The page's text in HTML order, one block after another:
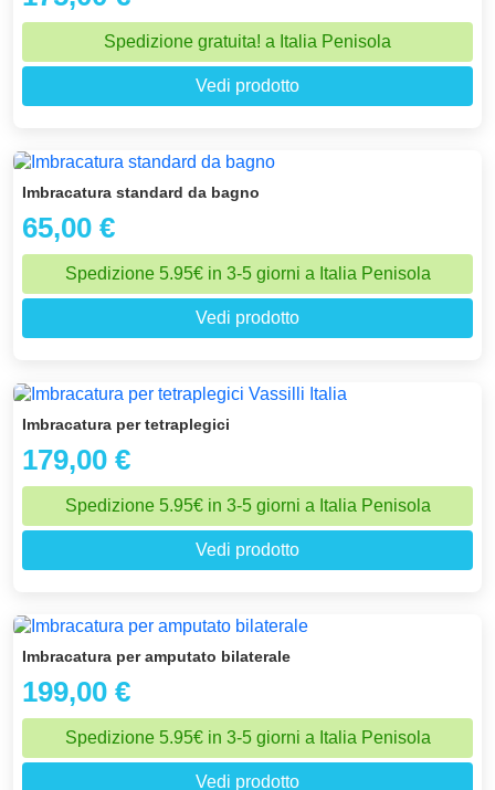
Spedizione gratuita! a Italia Penisola
Vedi prodotto
Imbracatura standard da bagno
65,00 €
Spedizione 5.95€ in 3-5 giorni a Italia Penisola
Vedi prodotto
Imbracatura per tetraplegici
179,00 €
Spedizione 5.95€ in 3-5 giorni a Italia Penisola
Vedi prodotto
Imbracatura per amputato bilaterale
199,00 €
Spedizione 5.95€ in 3-5 giorni a Italia Penisola
Vedi prodotto